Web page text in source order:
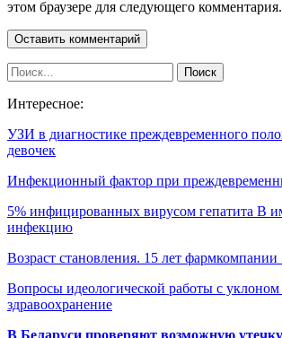
этом браузере для следующего комментария.
Интересное:
УЗИ в диагностике преждевременного
девочек
Инфекционный фактор при
5% инфицированных вирусом гепатита B
инфекцию
Возраст становления. 15 лет
Вопросы идеологической работы с уклоном
здравоохранение
В Беларуси проверяют возможную